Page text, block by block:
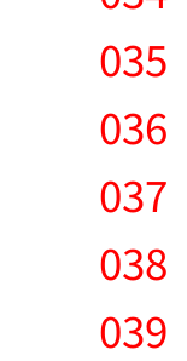
035
036
037
038
039